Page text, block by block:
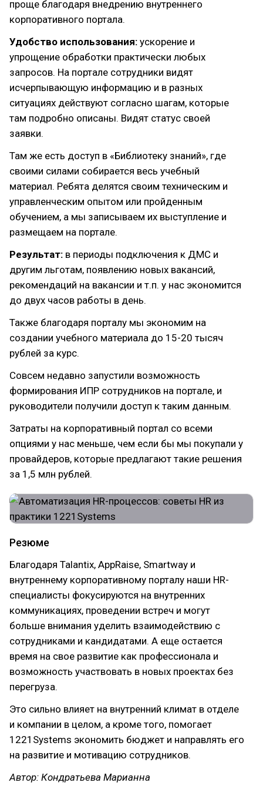
проще благодаря внедрению внутреннего
корпоративного портала.
Удобство использования: ускорение и
упрощение обработки практически любых
запросов. На портале сотрудники видят
исчерпывающую информацию и в разных
ситуациях действуют согласно шагам, которые
там подробно описаны. Видят статус своей
заявки.
Там же есть доступ в «Библиотеку знаний», где
своими силами собирается весь учебный
материал. Ребята делятся своим техническим и
управленческим опытом или пройденным
обучением, а мы записываем их выступление и
размещаем на портале.
Результат: в периоды подключения к ДМС и
другим льготам, появлению новых вакансий,
рекомендаций на вакансии и т.п. у нас экономится
до двух часов работы в день.
Также благодаря порталу мы экономим на
создании учебного материала до 15-20 тысяч
рублей за курс.
Совсем недавно запустили возможность
формирования ИПР сотрудников на портале, и
руководители получили доступ к таким данным.
Затраты на корпоративный портал со всеми
опциями у нас меньше, чем если бы мы покупали у
провайдеров, которые предлагают такие решения
за 1,5 млн рублей.
Резюме
Благодаря Talantix, AppRaise, Smartway и
внутреннему корпоративному порталу наши HR-
специалисты фокусируются на внутренних
коммуникациях, проведении встреч и могут
больше внимания уделить взаимодействию с
сотрудниками и кандидатами. А еще остается
время на свое развитие как профессионала и
возможность участвовать в новых проектах без
перегруза.
Это сильно влияет на внутренний климат в отделе
и компании в целом, а кроме того, помогает
1221Systems экономить бюджет и направлять его
на развитие и мотивацию сотрудников.
Автор: Кондратьева Марианна